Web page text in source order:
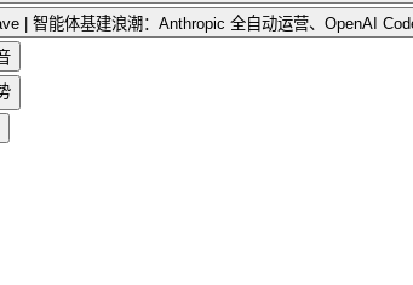
| 智能体基建浪潮：Anthropic 全自动运营、OpenAI